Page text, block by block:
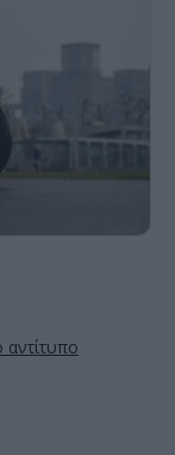
αντίτυπο